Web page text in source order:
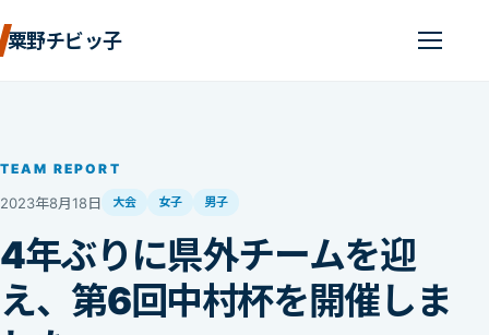
粟野チビッ子
TEAM REPORT
2023年8月18日 大会 女子 男子
4年ぶりに県外チームを迎
え、第6回中村杯を開催しま